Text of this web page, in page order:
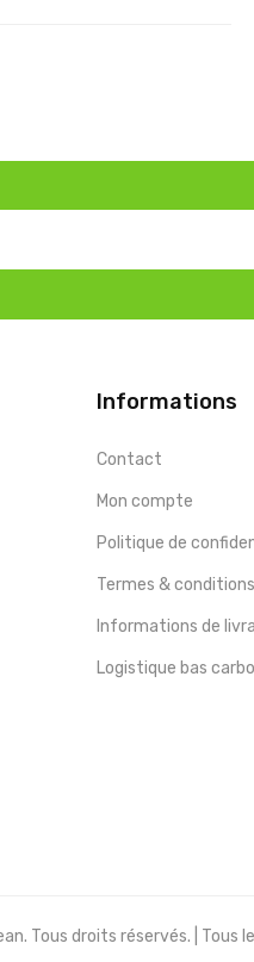
Informations
Contact
Mon compte
Politique de
Termes & conditions
Informations de
Logistique bas
Tous droits réservés. | Tous